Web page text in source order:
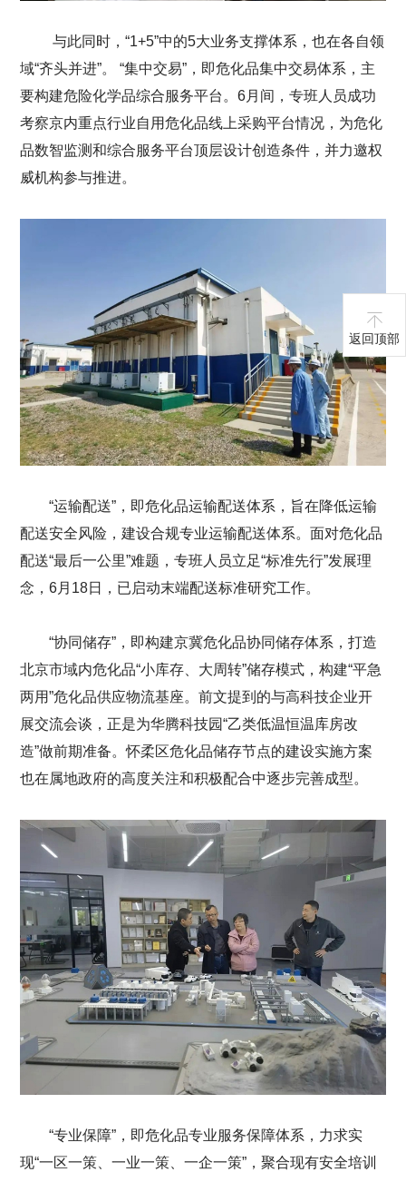
与此同时，“1+5”中的5大业务支撑体系，也在各自领
域“齐头并进”。 “集中交易”，即危化品集中交易体系，主
要构建危险化学品综合服务平台。6月间，专班人员成功
考察京内重点行业自用危化品线上采购平台情况，为危化
品数智监测和综合服务平台顶层设计创造条件，并力邀权
威机构参与推进。
“运输配送”，即危化品运输配送体系，旨在降低运输
配送安全风险，建设合规专业运输配送体系。面对危化品
配送“最后一公里”难题，专班人员立足“标准先行”发展理
念，6月18日，已启动末端配送标准研究工作。
“协同储存”，即构建京冀危化品协同储存体系，打造
北京市域内危化品“小库存、大周转”储存模式，构建“平急
两用”危化品供应物流基座。前文提到的与高科技企业开
展交流会谈，正是为华腾科技园“乙类低温恒温库房改
造”做前期准备。怀柔区危化品储存节点的建设实施方案
也在属地政府的高度关注和积极配合中逐步完善成型。
“专业保障”，即危化品专业服务保障体系，力求实
现“一区一策、一业一策、一企一策”，聚合现有安全培训
返回顶部